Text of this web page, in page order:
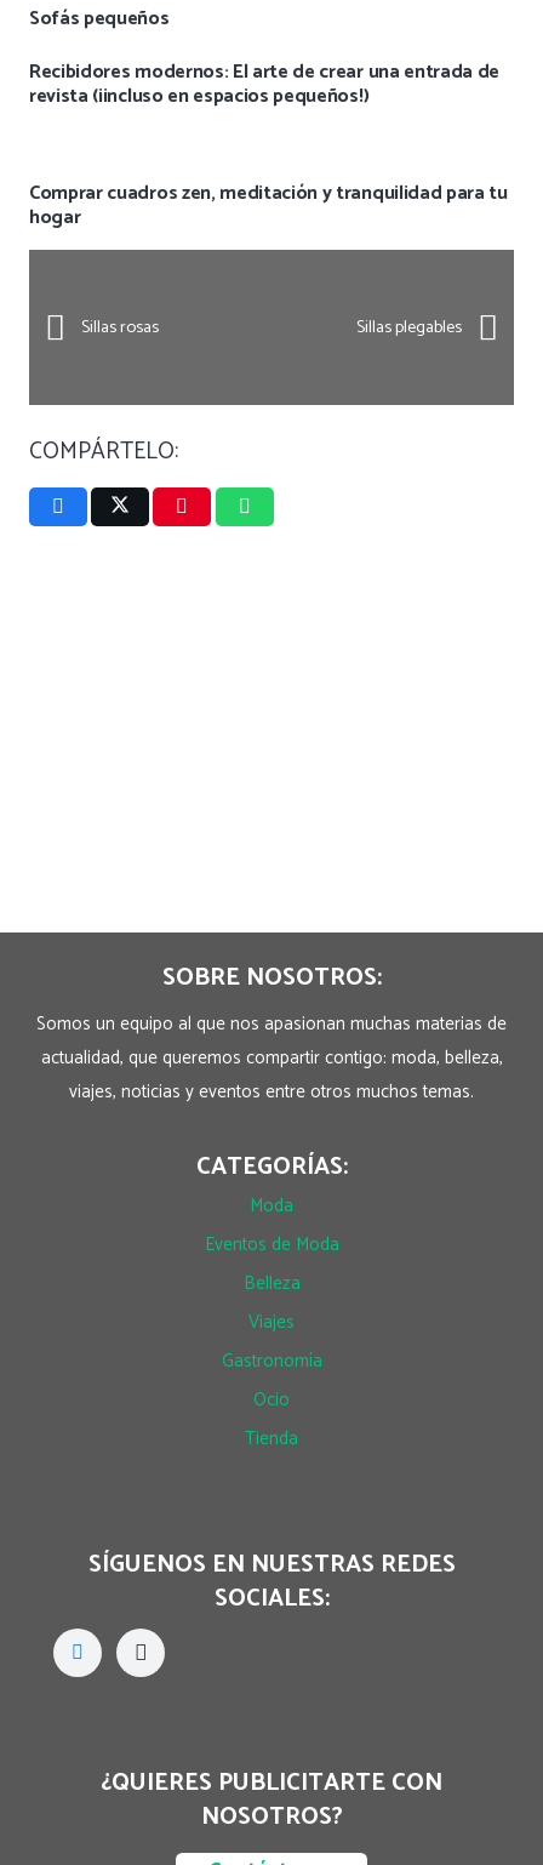
Sofás pequeños
Recibidores modernos: El arte de crear una entrada de
revista (¡incluso en espacios pequeños!)
Comprar cuadros zen, meditación y tranquilidad para tu
hogar
Sillas rosas Sillas plegables
COMPÁRTELO:
SOBRE NOSOTROS:
Somos un equipo al que nos apasionan muchas materias de
actualidad, que queremos compartir contigo: moda, belleza,
viajes, noticias y eventos entre otros muchos temas.
CATEGORÍAS:
Moda
Eventos de Moda
Belleza
Viajes
Gastronomía
Ocio
Tienda
SÍGUENOS EN NUESTRAS REDES
SOCIALES:
¿QUIERES PUBLICITARTE CON
NOSOTROS?